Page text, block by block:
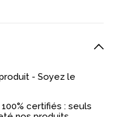
- Soyez le
certifiés : seuls